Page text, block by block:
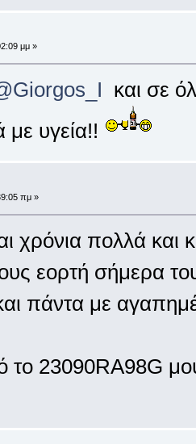
μμ »
και σε
με υγεία!!
πμ »
χρόνια πολλά και
εορτή σήμερα
πάντα με
το 23090RA98G